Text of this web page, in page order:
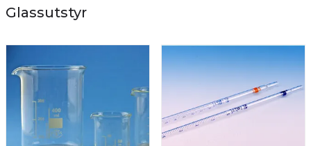
Glassutstyr